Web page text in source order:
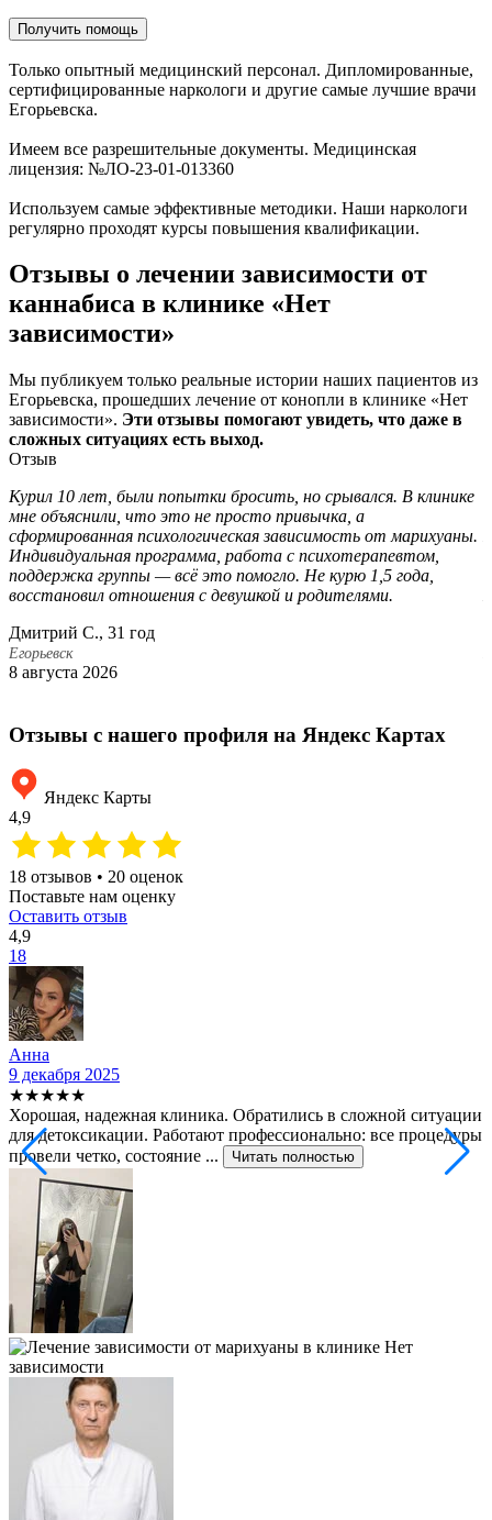
Получить помощь
Только опытный медицинский персонал. Дипломированные,
сертифицированные наркологи и другие самые лучшие врачи
Егорьевска.
Имеем все разрешительные документы. Медицинская
лицензия: №ЛО-23-01-013360
Используем самые эффективные методики. Наши наркологи
регулярно проходят курсы повышения квалификации.
Отзывы о лечении зависимости от
каннабиса в клинике «Нет
зависимости»
Мы публикуем только реальные истории наших пациентов из
Егорьевска, прошедших лечение от конопли в клинике «Нет
зависимости». Эти отзывы помогают увидеть, что даже в
сложных ситуациях есть выход.
Отзыв
Курил 10 лет, были попытки бросить, но срывался. В клинике
мне объяснили, что это не просто привычка, а
сформированная психологическая зависимость от марихуаны.
Индивидуальная программа, работа с психотерапевтом,
поддержка группы — всё это помогло. Не курю 1,5 года,
восстановил отношения с девушкой и родителями.
Дмитрий С., 31 год
Егорьевск
8 августа 2026
Отзывы с нашего профиля на Яндекс Картах
Яндекс Карты
4,9
18 отзывов • 20 оценок
Поставьте нам оценку
Оставить отзыв
4,9
18
Анна
9 декабря 2025
★★★★★
Хорошая, надежная клиника. Обратились в сложной ситуации
для детоксикации. Работают профессионально: все процедуры
провели четко, состояние ...
Читать полностью